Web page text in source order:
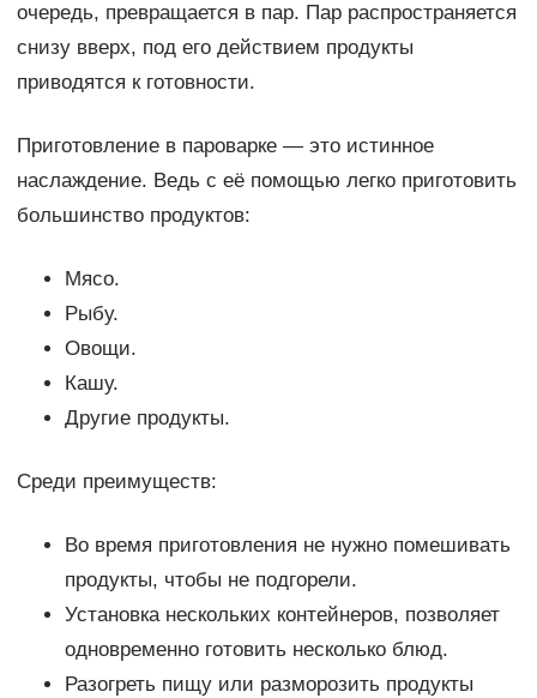
очередь, превращается в пар. Пар распространяется
снизу вверх, под его действием продукты
приводятся к готовности.
Приготовление в пароварке — это истинное
наслаждение. Ведь с её помощью легко приготовить
большинство продуктов:
Мясо.
Рыбу.
Овощи.
Кашу.
Другие продукты.
Среди преимуществ:
Во время приготовления не нужно помешивать
продукты, чтобы не подгорели.
Установка нескольких контейнеров, позволяет
одновременно готовить несколько блюд.
Разогреть пищу или разморозить продукты